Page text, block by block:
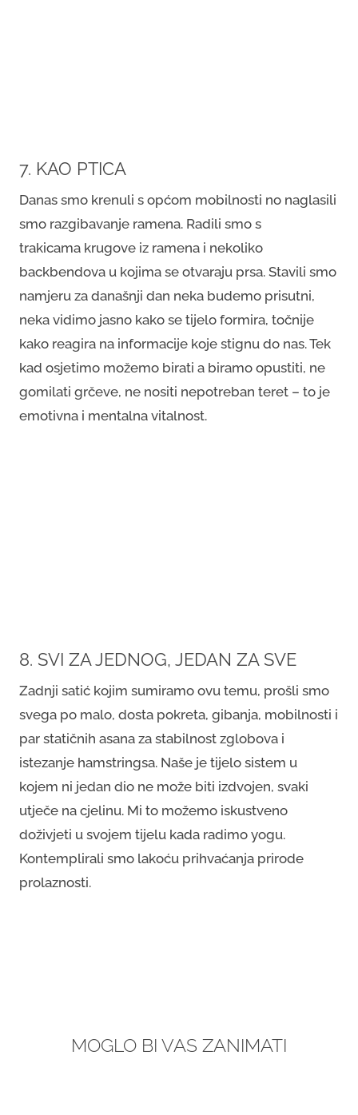
7. KAO PTICA
Danas smo krenuli s općom mobilnosti no naglasili
smo razgibavanje ramena. Radili smo s
trakicama krugove iz ramena i nekoliko
backbendova u kojima se otvaraju prsa. Stavili smo
namjeru za današnji dan neka budemo prisutni,
neka vidimo jasno kako se tijelo formira, točnije
kako reagira na informacije koje stignu do nas. Tek
kad osjetimo možemo birati a biramo opustiti, ne
gomilati grčeve, ne nositi nepotreban teret – to je
emotivna i mentalna vitalnost.
8. SVI ZA JEDNOG, JEDAN ZA SVE
Zadnji satić kojim sumiramo ovu temu, prošli smo
svega po malo, dosta pokreta, gibanja, mobilnosti i
par statičnih asana za stabilnost zglobova i
istezanje hamstringsa. Naše je tijelo sistem u
kojem ni jedan dio ne može biti izdvojen, svaki
utječe na cjelinu. Mi to možemo iskustveno
doživjeti u svojem tijelu kada radimo yogu.
Kontemplirali smo lakoću prihvaćanja prirode
prolaznosti.
MOGLO BI VAS ZANIMATI